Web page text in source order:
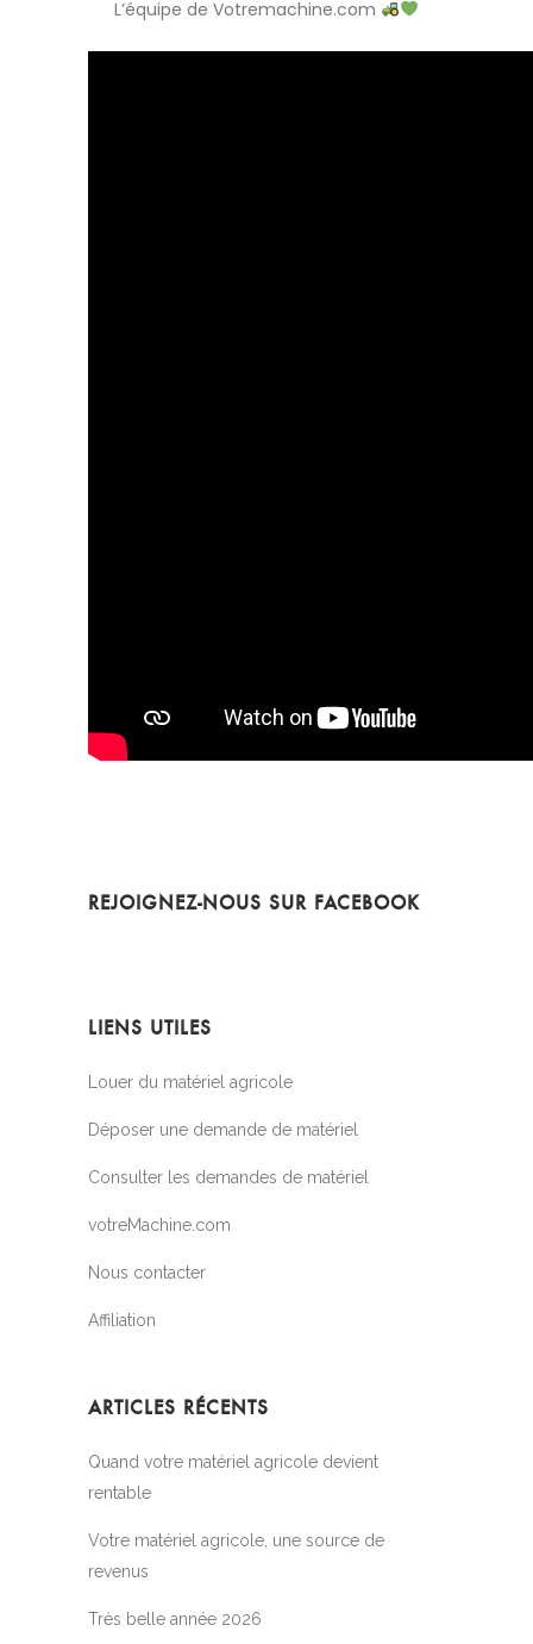
L’équipe de Votremachine.com
REJOIGNEZ-NOUS SUR FACEBOOK
LIENS UTILES
Louer du matériel agricole
Déposer une demande de matériel
Consulter les demandes de matériel
votreMachine.com
Nous contacter
Affiliation
ARTICLES RÉCENTS
Quand votre matériel agricole devient
rentable
Votre matériel agricole, une source de
revenus
Très belle année 2026